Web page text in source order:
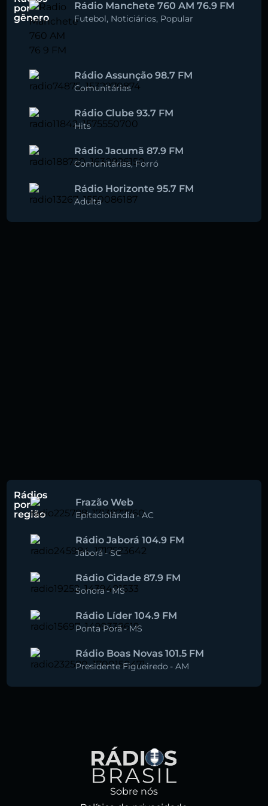
por
gênero
Rádio Manchete 760 AM 76.9 FM
Futebol, Noticiários, Popular
Rádio Assunção 98.7 FM
Comunitárias
Rádio Clube 93.7 FM
Hits
Rádio Jacumã 87.9 FM
Comunitárias,Forró
Rádio Horizonte 95.7 FM
Adulta
Rádios
por
região
Frazão Web
Epitaciolândia-AC
Rádio Jaborá 104.9 FM
Jaborá -SC
Rádio Cidade 87.9 FM
Sonora-MS
Rádio Líder 104.9 FM
Ponta Porã -MS
Rádio Boas Novas 101.5 FM
Presidente Figueiredo - AM
Sobre nós